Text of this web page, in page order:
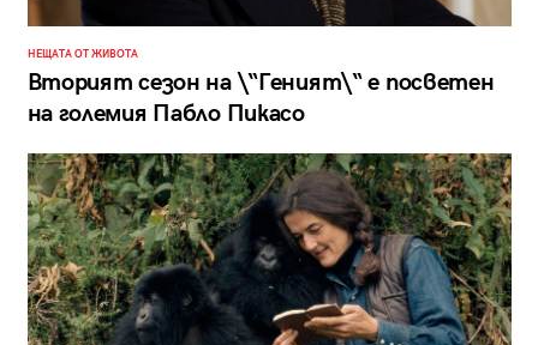
НЕЩАТА ОТ ЖИВОТА
Вторият сезон на \“Геният\“ е посветен
на големия Пабло Пикасо